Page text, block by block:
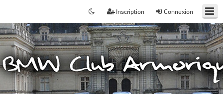
Connexion
Inscription